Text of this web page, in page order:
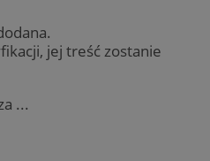
jej treść zostanie
...